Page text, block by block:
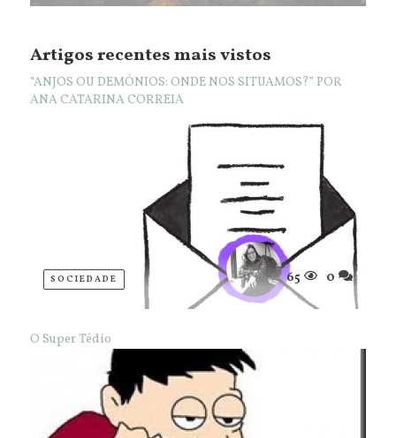
Artigos recentes mais vistos
“ANJOS OU DEMÓNIOS: ONDE NOS SITUAMOS?” POR
ANA CATARINA CORREIA
SOCIEDADE 65 0
O Super Tédio